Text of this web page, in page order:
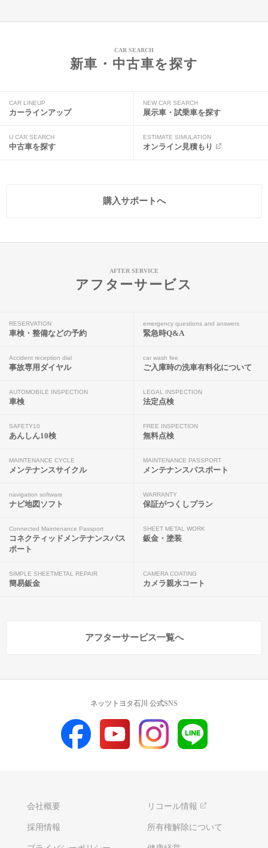
CAR SEARCH
新車・中古車を探す
CAR LINEUP
カーラインアップ
NEW CAR SEARCH
展示車・試乗車を探す
U CAR SEARCH
中古車を探す
ESTIMATE SIMULATION
オンライン見積もり
購入サポートへ
AFTER SERVICE
アフターサービス
RESERVATION
車検・整備などの予約
emergency questions and answers
緊急時Q&A
Accident reception dial
事故専用ダイヤル
car wash fee
ご入庫時の洗車有料化について
AUTOMOBILE INSPECTION
車検
LEGAL INSPECTION
法定点検
SAFETY10
あんしん10検
FREE INSPECTION
無料点検
MAINTENANCE CYCLE
メンテナンスサイクル
MAINTENANCE PASSPORT
メンテナンスパスポート
navigation software
ナビ地図ソフト
WARRANTY
保証がつくしプラン
Connected Maintenance Passport
コネクティッドメンテナンスパス
ポート
SHEET METAL WORK
鈑金・塗装
SIMPLE SHEETMETAL REPAIR
簡易鈑金
CAMERA COATING
カメラ親水コート
アフターサービス一覧へ
会社概要 リコール情報
採用情報 所有権解除について
ネッツトヨタ石川 公式SNS